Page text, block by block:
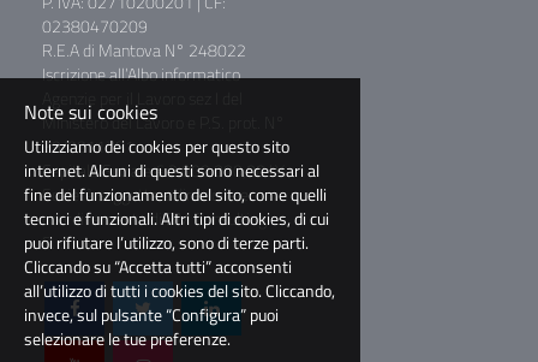
02380470209
R.E.A di Mantova N° 248022
Iscrizione all’Albo informatico
Ministero del Lavoro e P.S. prot. N°
39/0011781
Capitale Sociale € 2.000.000,00 I.V.
Società soggetta a direzione e
coordinamento di BM Consulting
S.r.l.
Note sui cookies
Utilizziamo dei cookies per questo sito
internet. Alcuni di questi sono necessari al
fine del funzionamento del sito, come quelli
tecnici e funzionali. Altri tipi di cookies, di cui
puoi rifiutare l’utilizzo, sono di terze parti.
Cliccando su “Accetta tutti” acconsenti
all’utilizzo di tutti i cookies del sito. Cliccando,
invece, sul pulsante “Configura” puoi
selezionare le tue preferenze.